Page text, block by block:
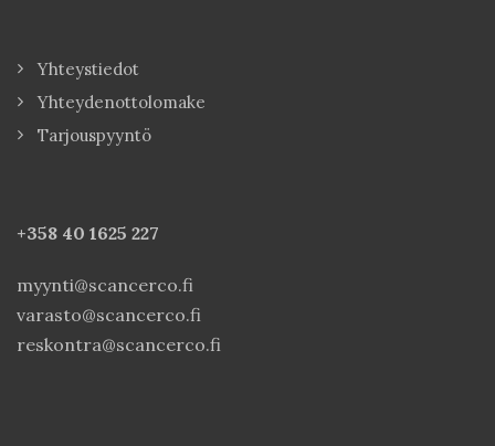
Yhteystiedot
Yhteydenottolomake
Tarjouspyyntö
+358 40 1625 227
myynti@scancerco.fi
varasto@scancerco.fi
reskontra@scancerco.fi